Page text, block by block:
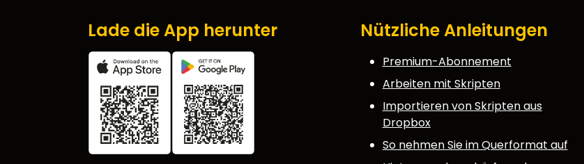
Lade die App herunter Nützliche Anleitungen
Premium-Abonnement
Arbeiten mit Skripten
Importieren von Skripten aus
Dropbox
So nehmen Sie im Querformat auf